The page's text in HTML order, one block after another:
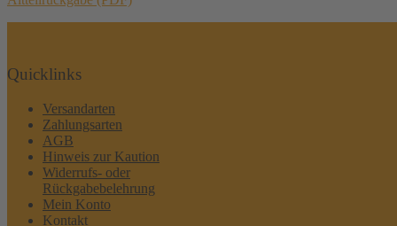
Quicklinks
Versandarten
Zahlungsarten
AGB
Hinweis zur Kaution
Widerrufs- oder
Rückgabebelehrung
Mein Konto
Kontakt